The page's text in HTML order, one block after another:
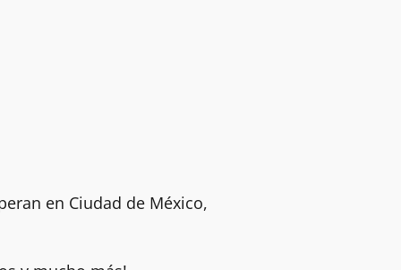
en Ciudad de México,